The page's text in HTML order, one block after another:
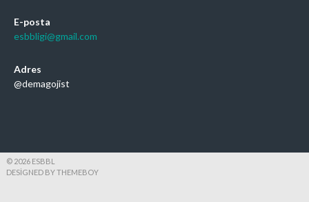
E-posta
esbbligi@gmail.com
Adres
@demagojist
© 2026 ESBBL
DESIGNED BY THEMEBOY